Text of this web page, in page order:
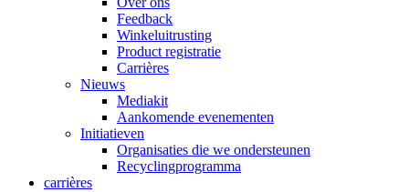
Feedback
Winkeluitrusting
Product registratie
Carrières
Nieuws
Mediakit
Aankomende evenementen
Initiatieven
Organisaties die we ondersteunen
Recyclingprogramma
carrières